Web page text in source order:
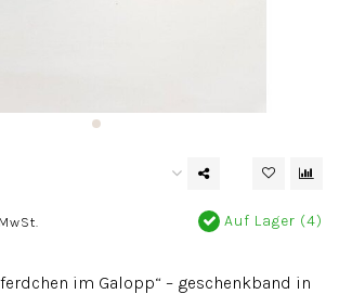
Auf Lager (4)
im Galopp“ – geschenkband in